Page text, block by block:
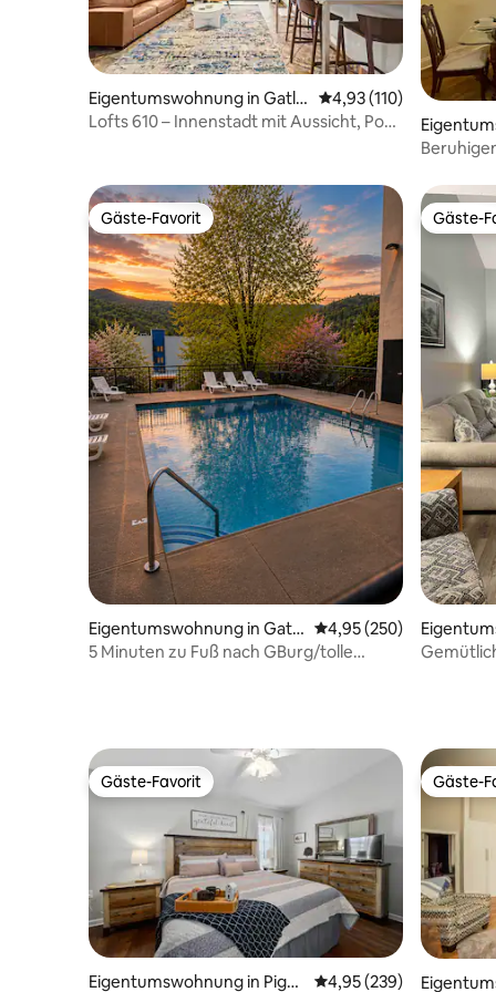
Eigentumswohnung in Gatlin
burg
Durchschnittliche
4,93 (110)
Lofts 610 – Innenstadt mit Aussicht, Pool
nburg
Gäste-Favorit
Gäste-Favorit
Eigentumswohnung in Gatli
nburg
Durchschnittliche
4,95 (250)
5 Minuten zu Fuß nach GBurg/tolle
Gäste-
Gäste-
nburg
Gäste-Favorit
Gäste-Favorit
Eigentumswohnung in Pige
Durchschnittliche
4,95 (239)
Gäste-
Gäste-